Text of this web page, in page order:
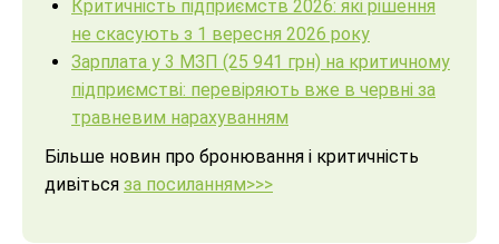
Критичність підприємств 2026: які рішення
не скасують з 1 вересня 2026 року
Зарплата у 3 МЗП (25 941 грн) на критичному
підприємстві: перевіряють вже в червні за
травневим нарахуванням
Більше новин про бронювання і критичність
дивіться за посиланням>>>